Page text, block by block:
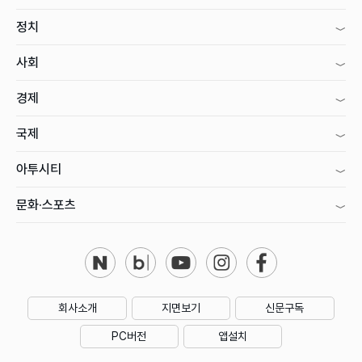
정치
사회
경제
국제
아투시티
문화·스포츠
회사소개 지면보기 신문구독
PC버전 앱설치